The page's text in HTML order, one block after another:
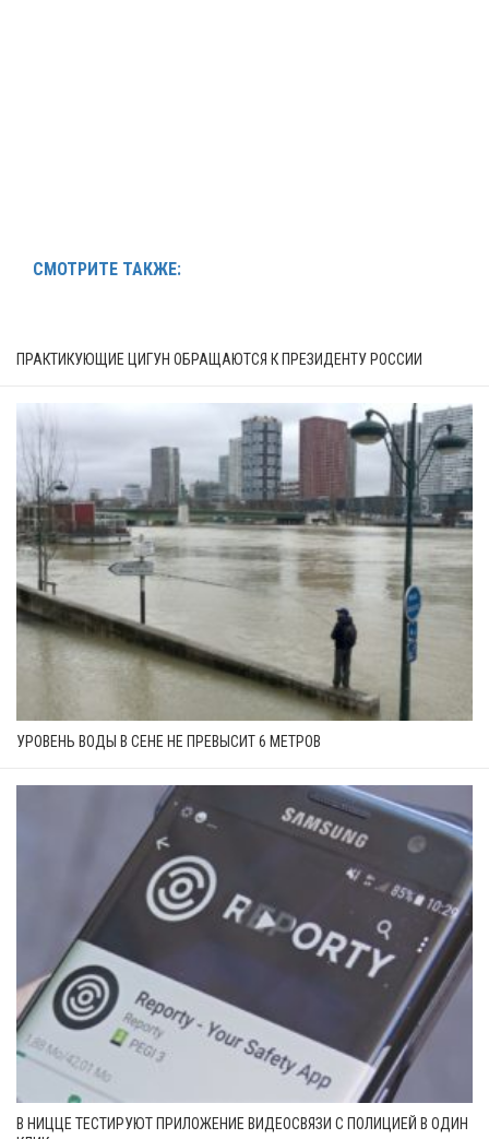
СМОТРИТЕ ТАКЖЕ:
ПРАКТИКУЮЩИЕ ЦИГУН ОБРАЩАЮТСЯ К ПРЕЗИДЕНТУ РОССИИ
УРОВЕНЬ ВОДЫ В СЕНЕ НЕ ПРЕВЫСИТ 6 МЕТРОВ
В НИЦЦЕ ТЕСТИРУЮТ ПРИЛОЖЕНИЕ ВИДЕОСВЯЗИ С ПОЛИЦИЕЙ В ОДИН